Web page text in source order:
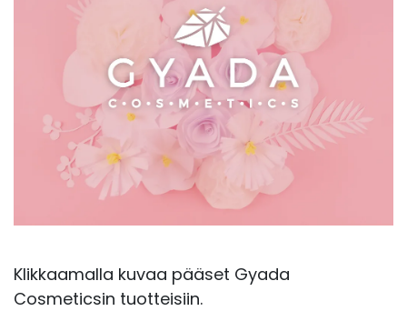
Klikkaamalla kuvaa pääset Gyada
Cosmeticsin tuotteisiin.